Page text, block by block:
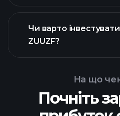
ZUUZF
Чи варто інвестувати
ZUUZF?
На що
Почніть